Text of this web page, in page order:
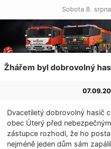
Sobota 8.
Žhářem byl dobrovolný
Dvacetiletý dobrovolný hasič
obec Úterý před
zástupce rozhodl, že ho
nejméně jeden dům sám